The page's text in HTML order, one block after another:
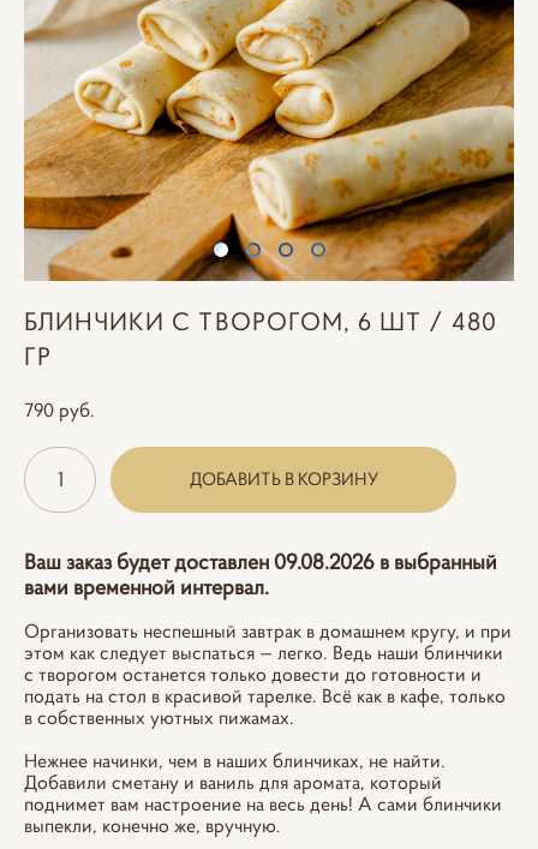
БЛИНЧИКИ С ТВОРОГОМ, 6 ШТ / 480
ГР
790 pуб.
ДОБАВИТЬ В КОРЗИНУ
Ваш заказ будет доставлен 09.08.2026 в выбранный
вами временной интервал.
Организовать неспешный завтрак в домашнем кругу, и при
этом как следует выспаться — легко. Ведь наши блинчики
с творогом останется только довести до готовности и
подать на стол в красивой тарелке. Всё как в кафе, только
в собственных уютных пижамах.
Нежнее начинки, чем в наших блинчиках, не найти.
Добавили сметану и ваниль для аромата, который
поднимет вам настроение на весь день! А сами блинчики
выпекли, конечно же, вручную.